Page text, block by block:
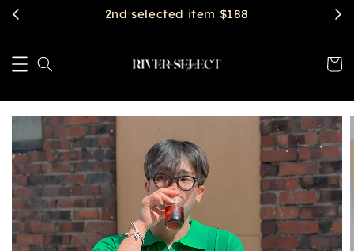
2nd selected item $188